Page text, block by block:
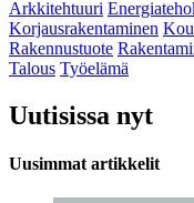
Arkkitehtuuri
Korjausrakentaminen
Rakennustuote
Talous Työelämä
Uutisissa nyt
Uusimmat artikkelit